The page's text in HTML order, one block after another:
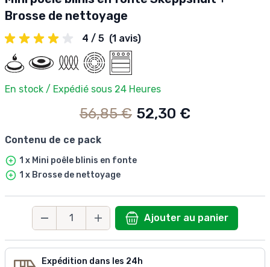
Brosse de nettoyage
4 / 5 (1 avis)
En stock / Expédié sous 24 Heures
56,85 € 52,30 €
Contenu de ce pack
1 x Mini poêle blinis en fonte
1 x Brosse de nettoyage
Quantité
Ajouter au panier
Expédition dans les 24h